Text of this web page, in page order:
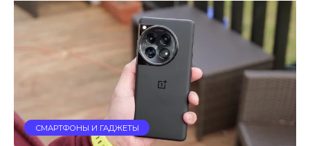
СМАРТФОНЫ И ГАДЖЕТЫ